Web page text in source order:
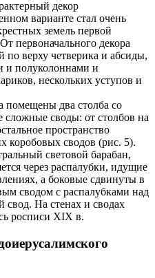
декор
варианте стал очень
земель первой
первоначального декора
верху четверика и абсиды,
и полуколоннами и
нескольких уступов и
помещены два столба со
своды: от столбов на
пространство
коробовых сводов (рис. 5).
световой барабан,
через распалубки, идущие
а боковые сдвинуты в
сводом с распалубками над
свод. На стенах и сводах
росписи XIX в.